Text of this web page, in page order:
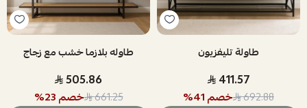
طاولة تليفزيون
411.57
692.88 خصم41
%
طاوله بلازما خشب مع زجاج
505.86
661.25 خصم23
%